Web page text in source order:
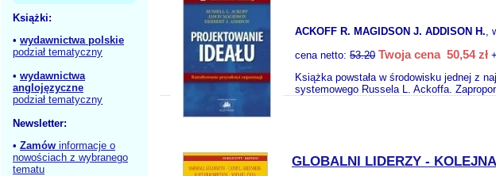
Książki:
• wydawnictwa polskie
podział tematyczny
• wydawnictwa
anglojęzyczne
podział tematyczny
Newsletter:
• Zamów informacje o
nowościach z wybranego
tematu
ACKOFF R. MAGIDSON J. ADDISON H.,
cena netto: 53.20 Twoja cena 50,54 zł
Książka powstała w środowisku jednej z
systemowego Russela L. Ackoffa.
GLOBALNI LIDERZY -